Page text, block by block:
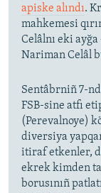
apiske alındı.
mahkemesi
Celâlnı eki
Nariman Celâl
Sentâbrniñ 7-
FSB-sine atfı
(Perevalnoye)
diversiya
itiraf etkenler,
ekrek kimden
borusınıñ